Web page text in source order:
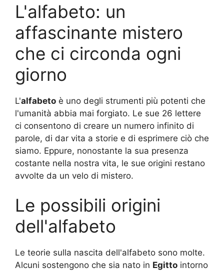
L'alfabeto: un
affascinante mistero
che ci circonda ogni
giorno
L'alfabeto è uno degli strumenti più potenti che
l'umanità abbia mai forgiato. Le sue 26 lettere
ci consentono di creare un numero infinito di
parole, di dar vita a storie e di esprimere ciò che
siamo. Eppure, nonostante la sua presenza
costante nella nostra vita, le sue origini restano
avvolte da un velo di mistero.
Le possibili origini
dell'alfabeto
Le teorie sulla nascita dell'alfabeto sono molte.
Alcuni sostengono che sia nato in Egitto intorno